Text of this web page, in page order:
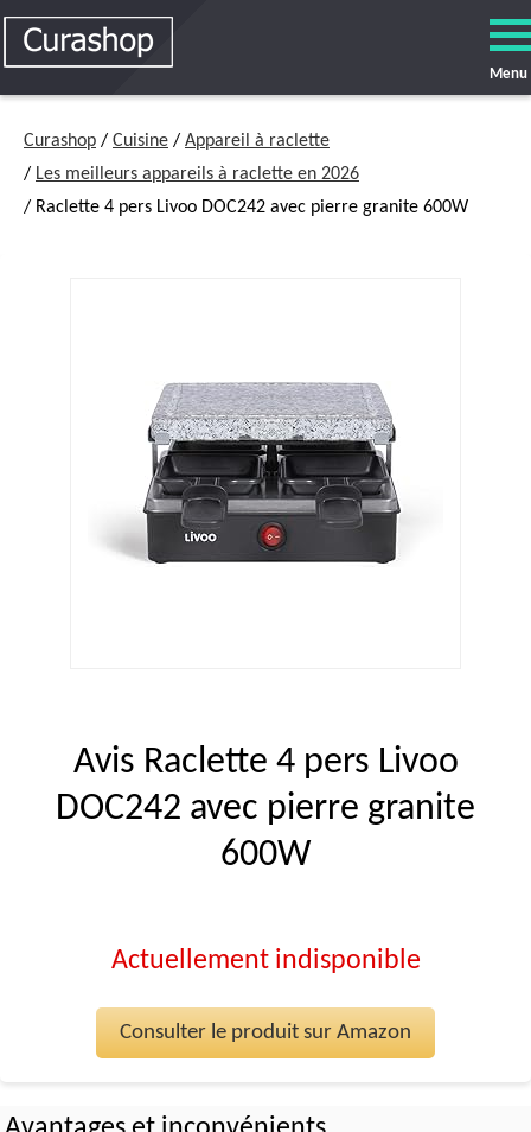
Menu
Curashop / Cuisine / Appareil à raclette
/ Les meilleurs appareils à raclette en 2026
/ Raclette 4 pers Livoo DOC242 avec pierre granite 600W
Avis Raclette 4 pers Livoo
DOC242 avec pierre granite
600W
Actuellement indisponible
Consulter le produit sur Amazon